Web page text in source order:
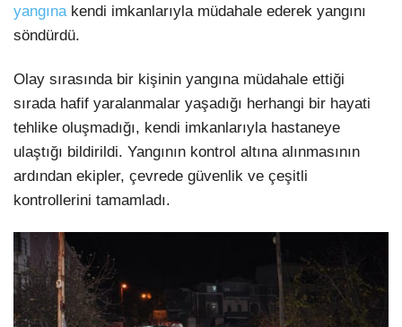
yangına kendi imkanlarıyla müdahale ederek yangını
söndürdü.
Olay sırasında bir kişinin yangına müdahale ettiği
sırada hafif yaralanmalar yaşadığı herhangi bir hayati
tehlike oluşmadığı, kendi imkanlarıyla hastaneye
ulaştığı bildirildi. Yangının kontrol altına alınmasının
ardından ekipler, çevrede güvenlik ve çeşitli
kontrollerini tamamladı.